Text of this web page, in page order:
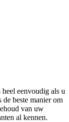
eenvoudig als u
beste manier om
van uw
al kennen.